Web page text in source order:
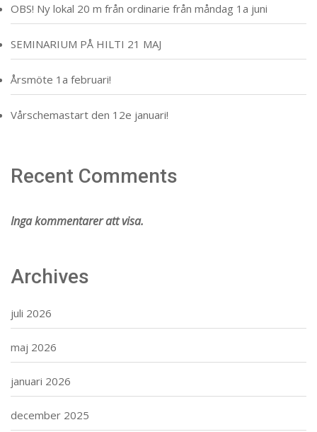
OBS! Ny lokal 20 m från ordinarie från måndag 1a juni
SEMINARIUM PÅ HILTI 21 MAJ
Årsmöte 1a februari!
Vårschemastart den 12e januari!
Recent Comments
Inga kommentarer att visa.
Archives
juli 2026
maj 2026
januari 2026
december 2025